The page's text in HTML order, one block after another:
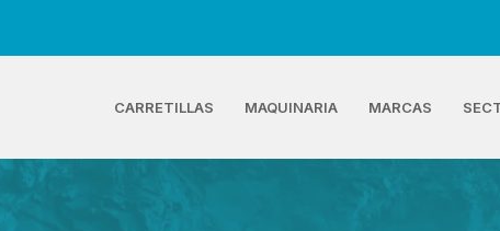
CARRETILLAS MAQUINARIA MARCAS